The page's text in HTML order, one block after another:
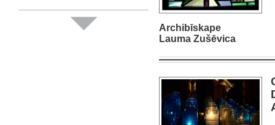
Archibīskape
Lauma Zušēvica